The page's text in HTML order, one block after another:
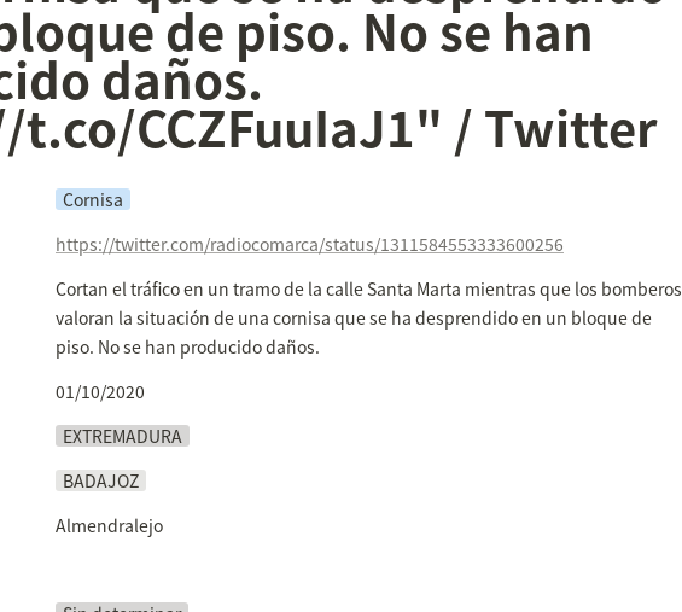
de piso. No se han
daños.
CCZFuuIaJ1" / Twitter
Cornisa
https://twitter.com/radiocomarca/status/1311584553333600256
Cortan el tráfico en un tramo de la calle Santa Marta mientras que los bomberos
valoran la situación de una cornisa que se ha desprendido en un bloque de
piso. No se han producido daños.
01/10/2020
EXTREMADURA
BADAJOZ
Almendralejo